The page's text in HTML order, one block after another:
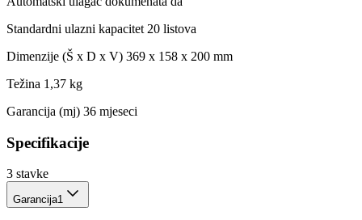
Standardni ulazni kapacitet 20 listova
Dimenzije (Š x D x V) 369 x 158 x 200 mm
Težina 1,37 kg
Garancija (mj) 36 mjeseci
Specifikacije
3 stavke
Garancija1